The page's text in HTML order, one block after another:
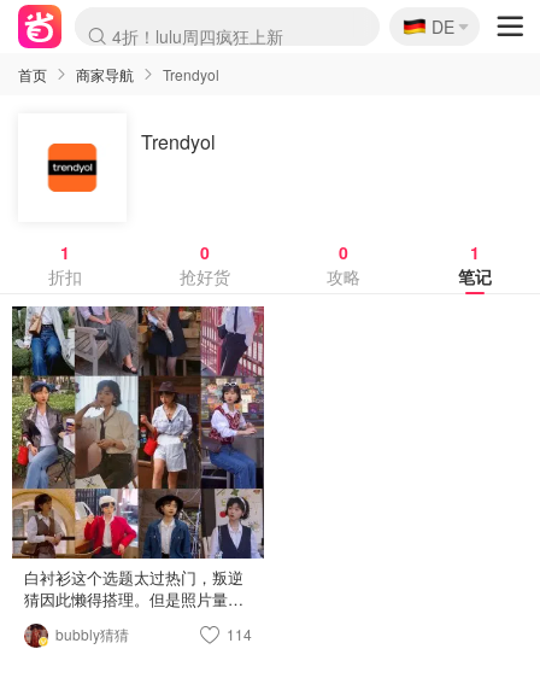
4折！lulu周四疯狂上新
还没结束！&OtherStories大促
Joybuy变相75折 随时失效
速领！Stanley独家85折
疑似霸哥！Camper额外叠85折
Zalando 奥莱闪促！每日更新
Moncler反季囤！5折起+叠9折
Coach Brooklyn仅€192
🇩🇪
DE
首页 商家导航 Trendyol
Trendyol
1
折扣
0
抢好货
0
攻略
1
笔记
白衬衫这个选题太过热门，叛逆
猜因此懒得搭理。但是照片量惊
人，不发白不发。 照片里两件衬
衫是BA&SH和Trendyol，价格相
bubbly猜猜 114